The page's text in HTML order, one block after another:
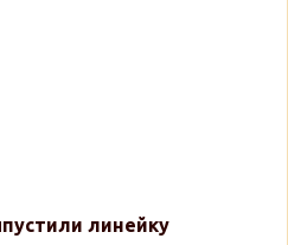
линейку